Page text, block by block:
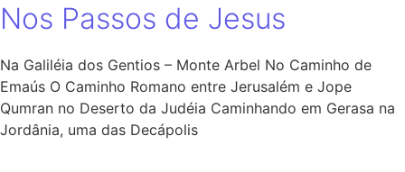
Nos Passos de Jesus
Na Galiléia dos Gentios – Monte Arbel No Caminho de
Emaús O Caminho Romano entre Jerusalém e Jope
Qumran no Deserto da Judéia Caminhando em Gerasa na
Jordânia, uma das Decápolis